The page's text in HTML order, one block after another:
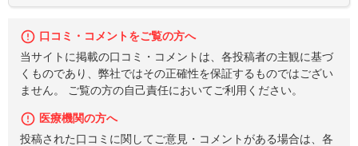
口コミ・コメントをご覧の方へ
当サイトに掲載の口コミ・コメントは、各投稿者の主観に基づ
くものであり、弊社ではその正確性を保証するものではござい
ません。 ご覧の方の自己責任においてご利用ください。
医療機関の方へ
投稿された口コミに関してご意見・コメントがある場合は、各